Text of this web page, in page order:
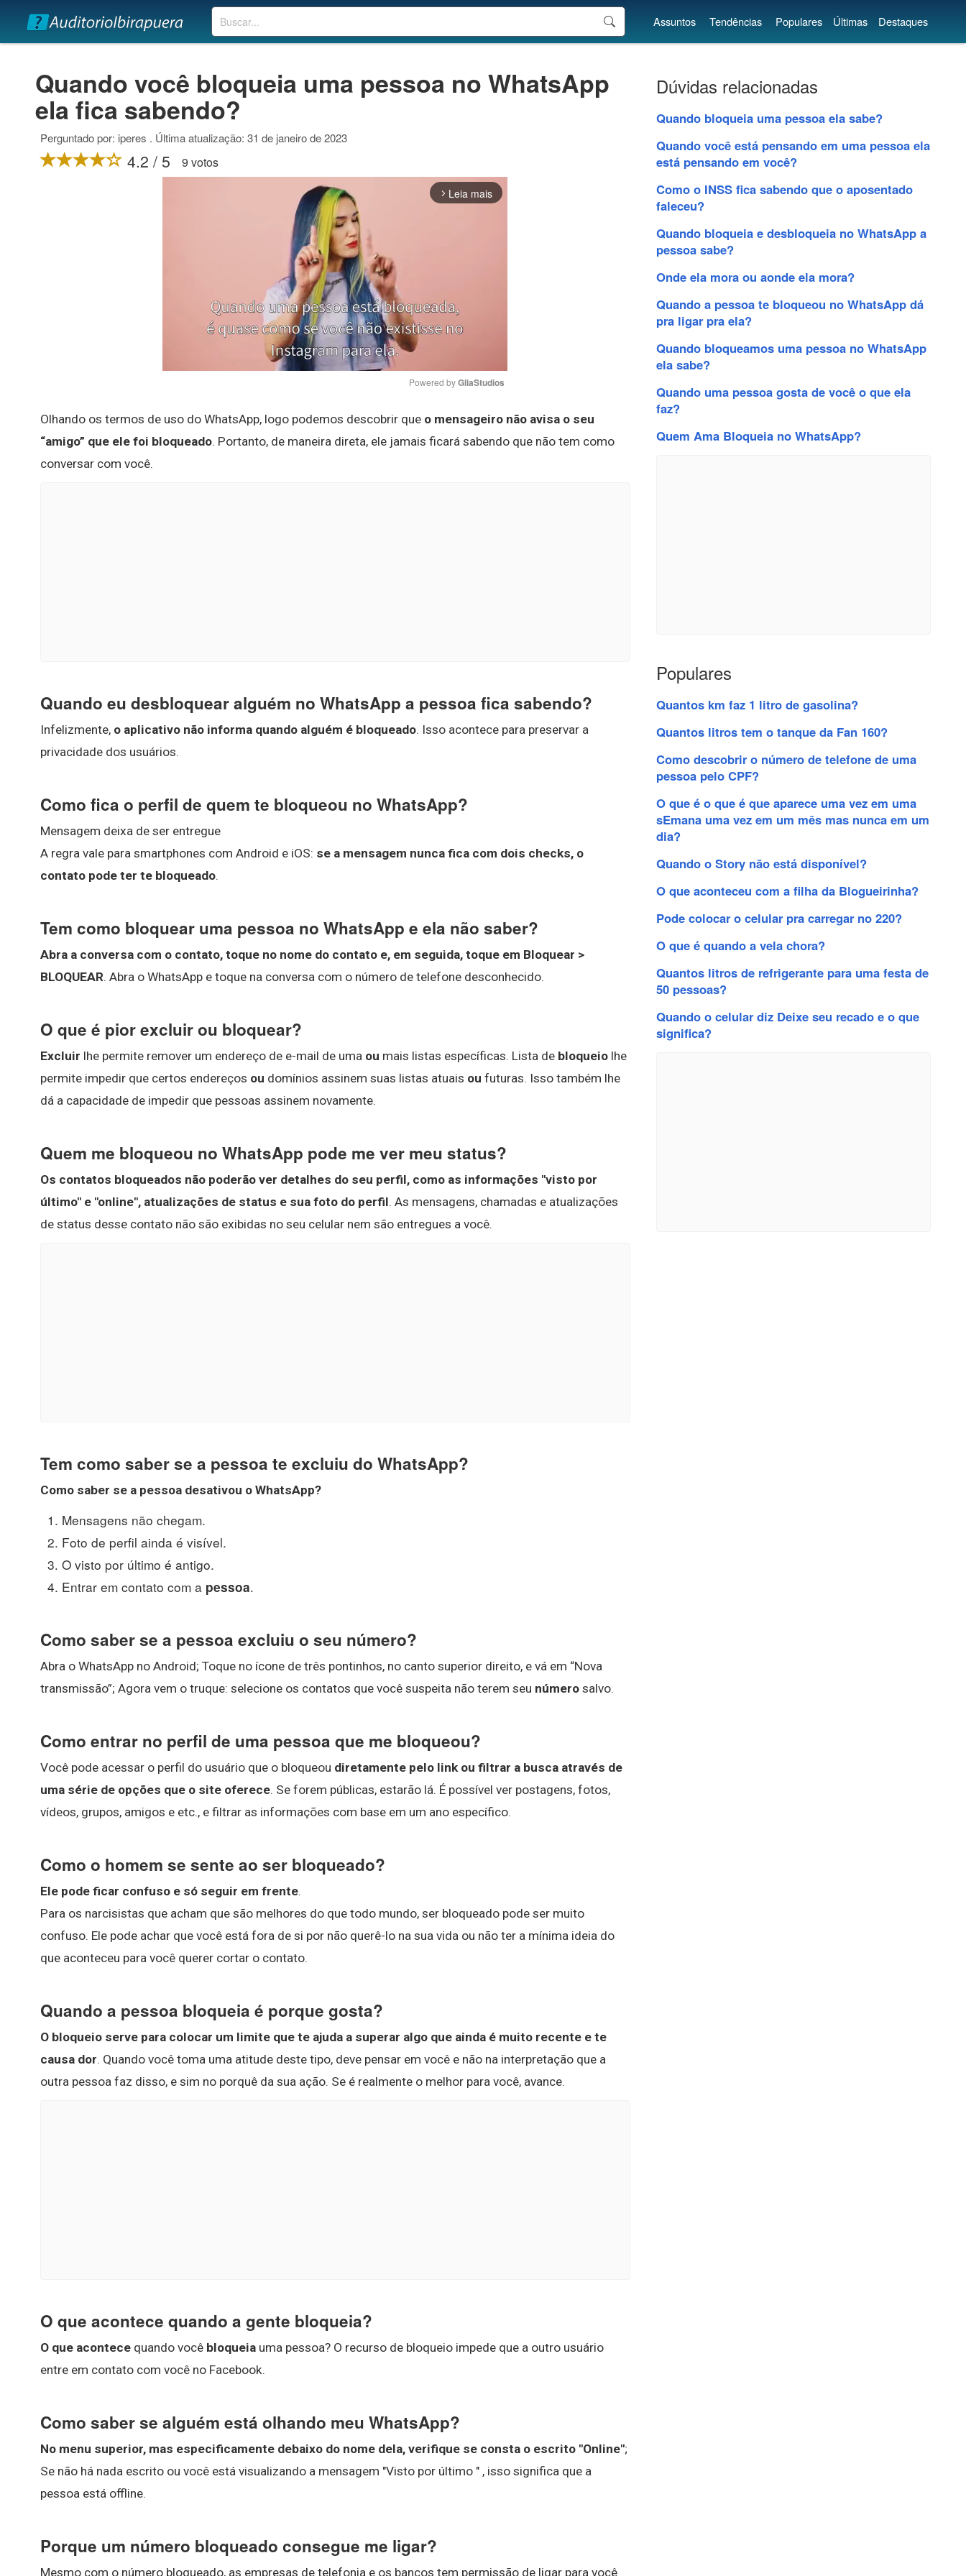
Buscar Assuntos Tendências Populares Últimas Destaques
Quando você bloqueia uma pessoa no WhatsApp
ela fica sabendo?
Perguntado por: iperes . Última atualização: 31 de janeiro de 2023
4.2 / 5 9 votos
arrow_forward_ios Leia mais
Mute
Powered by GliaStudios
Olhando os termos de uso do WhatsApp, logo podemos descobrir que o mensageiro não avisa o seu
“amigo” que ele foi bloqueado. Portanto, de maneira direta, ele jamais ficará sabendo que não tem como
conversar com você.
Quando eu desbloquear alguém no WhatsApp a pessoa fica sabendo?
Infelizmente, o aplicativo não informa quando alguém é bloqueado. Isso acontece para preservar a
privacidade dos usuários.
Como fica o perfil de quem te bloqueou no WhatsApp?
Mensagem deixa de ser entregue
A regra vale para smartphones com Android e iOS: se a mensagem nunca fica com dois checks, o
contato pode ter te bloqueado.
Tem como bloquear uma pessoa no WhatsApp e ela não saber?
Abra a conversa com o contato, toque no nome do contato e, em seguida, toque em Bloquear >
BLOQUEAR. Abra o WhatsApp e toque na conversa com o número de telefone desconhecido.
O que é pior excluir ou bloquear?
Excluir lhe permite remover um endereço de e-mail de uma ou mais listas específicas. Lista de bloqueio lhe
permite impedir que certos endereços ou domínios assinem suas listas atuais ou futuras. Isso também lhe
dá a capacidade de impedir que pessoas assinem novamente.
Quem me bloqueou no WhatsApp pode me ver meu status?
Os contatos bloqueados não poderão ver detalhes do seu perfil, como as informações "visto por
último" e "online", atualizações de status e sua foto do perfil. As mensagens, chamadas e atualizações
de status desse contato não são exibidas no seu celular nem são entregues a você.
Tem como saber se a pessoa te excluiu do WhatsApp?
Como saber se a pessoa desativou o WhatsApp?
Mensagens não chegam.
Foto de perfil ainda é visível.
O visto por último é antigo.
Entrar em contato com a pessoa.
Como saber se a pessoa excluiu o seu número?
Abra o WhatsApp no Android; Toque no ícone de três pontinhos, no canto superior direito, e vá em “Nova
transmissão”; Agora vem o truque: selecione os contatos que você suspeita não terem seu número salvo.
Como entrar no perfil de uma pessoa que me bloqueou?
Você pode acessar o perfil do usuário que o bloqueou diretamente pelo link ou filtrar a busca através de
uma série de opções que o site oferece. Se forem públicas, estarão lá. É possível ver postagens, fotos,
vídeos, grupos, amigos e etc., e filtrar as informações com base em um ano específico.
Como o homem se sente ao ser bloqueado?
Ele pode ficar confuso e só seguir em frente.
Para os narcisistas que acham que são melhores do que todo mundo, ser bloqueado pode ser muito
confuso. Ele pode achar que você está fora de si por não querê-lo na sua vida ou não ter a mínima ideia do
que aconteceu para você querer cortar o contato.
Quando a pessoa bloqueia é porque gosta?
O bloqueio serve para colocar um limite que te ajuda a superar algo que ainda é muito recente e te
causa dor. Quando você toma uma atitude deste tipo, deve pensar em você e não na interpretação que a
outra pessoa faz disso, e sim no porquê da sua ação. Se é realmente o melhor para você, avance.
O que acontece quando a gente bloqueia?
O que acontece quando você bloqueia uma pessoa? O recurso de bloqueio impede que a outro usuário
entre em contato com você no Facebook.
Como saber se alguém está olhando meu WhatsApp?
No menu superior, mas especificamente debaixo do nome dela, verifique se consta o escrito "Online";
Se não há nada escrito ou você está visualizando a mensagem "Visto por último " , isso significa que a
pessoa está offline.
Porque um número bloqueado consegue me ligar?
Mesmo com o número bloqueado, as empresas de telefonia e os bancos tem permissão de ligar para você
Dúvidas relacionadas
Quando bloqueia uma pessoa ela sabe?
Quando você está pensando em uma pessoa ela
está pensando em você?
Como o INSS fica sabendo que o aposentado
faleceu?
Quando bloqueia e desbloqueia no WhatsApp a
pessoa sabe?
Onde ela mora ou aonde ela mora?
Quando a pessoa te bloqueou no WhatsApp dá
pra ligar pra ela?
Quando bloqueamos uma pessoa no WhatsApp
ela sabe?
Quando uma pessoa gosta de você o que ela
faz?
Quem Ama Bloqueia no WhatsApp?
Populares
Quantos km faz 1 litro de gasolina?
Quantos litros tem o tanque da Fan 160?
Como descobrir o número de telefone de uma
pessoa pelo CPF?
O que é o que é que aparece uma vez em uma
sEmana uma vez em um mês mas nunca em um
dia?
Quando o Story não está disponível?
O que aconteceu com a filha da Blogueirinha?
Pode colocar o celular pra carregar no 220?
O que é quando a vela chora?
Quantos litros de refrigerante para uma festa de
50 pessoas?
Quando o celular diz Deixe seu recado e o que
significa?